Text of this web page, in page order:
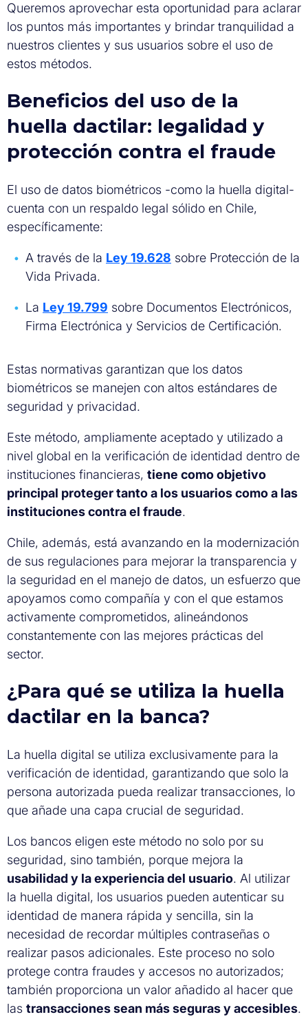
Queremos aprovechar esta oportunidad para aclarar
los puntos más importantes y brindar tranquilidad a
nuestros clientes y sus usuarios sobre el uso de
estos métodos.
Beneficios del uso de la
huella dactilar: legalidad y
protección contra el fraude
El uso de datos biométricos -como la huella digital-
cuenta con un respaldo legal sólido en Chile,
específicamente:
A través de la Ley 19.628 sobre Protección de la
Vida Privada.
La Ley 19.799 sobre Documentos Electrónicos,
Firma Electrónica y Servicios de Certificación.
Estas normativas garantizan que los datos
biométricos se manejen con altos estándares de
seguridad y privacidad.
Este método, ampliamente aceptado y utilizado a
nivel global en la verificación de identidad dentro de
instituciones financieras, tiene como objetivo
principal proteger tanto a los usuarios como a las
instituciones contra el fraude.
Chile, además, está avanzando en la modernización
de sus regulaciones para mejorar la transparencia y
la seguridad en el manejo de datos, un esfuerzo que
apoyamos como compañía y con el que estamos
activamente comprometidos, alineándonos
constantemente con las mejores prácticas del
sector.
¿Para qué se utiliza la huella
dactilar en la banca?
La huella digital se utiliza exclusivamente para la
verificación de identidad, garantizando que solo la
persona autorizada pueda realizar transacciones, lo
que añade una capa crucial de seguridad.
Los bancos eligen este método no solo por su
seguridad, sino también, porque mejora la
usabilidad y la experiencia del usuario. Al utilizar
la huella digital, los usuarios pueden autenticar su
identidad de manera rápida y sencilla, sin la
necesidad de recordar múltiples contraseñas o
realizar pasos adicionales. Este proceso no solo
protege contra fraudes y accesos no autorizados;
también proporciona un valor añadido al hacer que
las transacciones sean más seguras y accesibles.